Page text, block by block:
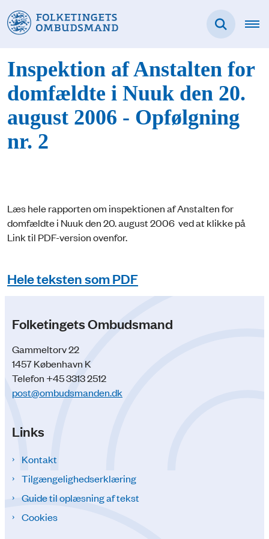
Inspektion af Anstalten for
domfældte i Nuuk den 20.
august 2006 - Opfølgning
nr. 2
Læs hele rapporten om inspektionen af Anstalten for
domfældte i Nuuk den 20. august 2006 ved at klikke på
Link til PDF-version ovenfor.
Hele teksten som PDF
Folketingets Ombudsmand
Gammeltorv 22
1457 København K
Telefon +45 3313 2512
post@ombudsmanden.dk
Links
Kontakt
Tilgængelighedserklæring
Guide til oplæsning af tekst
Cookies